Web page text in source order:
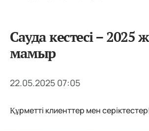
Сауда кестесі – 2025
мамыр
22.05.2025 07:05
Құрметті клиенттер мен